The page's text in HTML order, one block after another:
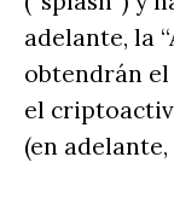
adelante, la
obtendrán el
el
(en